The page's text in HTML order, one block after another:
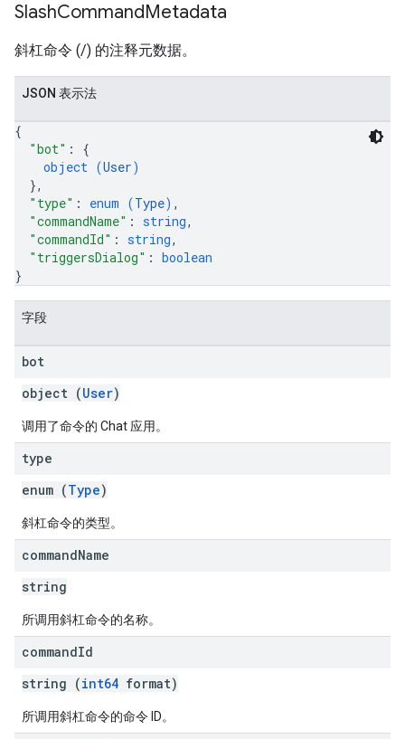
SlashCommandMetadata
斜杠命令 (/) 的注释元数据。
JSON 表示法
{
"bot" : {
object (User)
},
"type" : enum (Type) ,
"commandName" : string,
"commandId" : string,
"triggersDialog" : boolean
}
字段
bot
object (User)
调用了命令的 Chat 应用。
type
enum (Type)
斜杠命令的类型。
commandName
string
所调用斜杠命令的名称。
commandId
string (int64 format)
所调用斜杠命令的命令 ID。